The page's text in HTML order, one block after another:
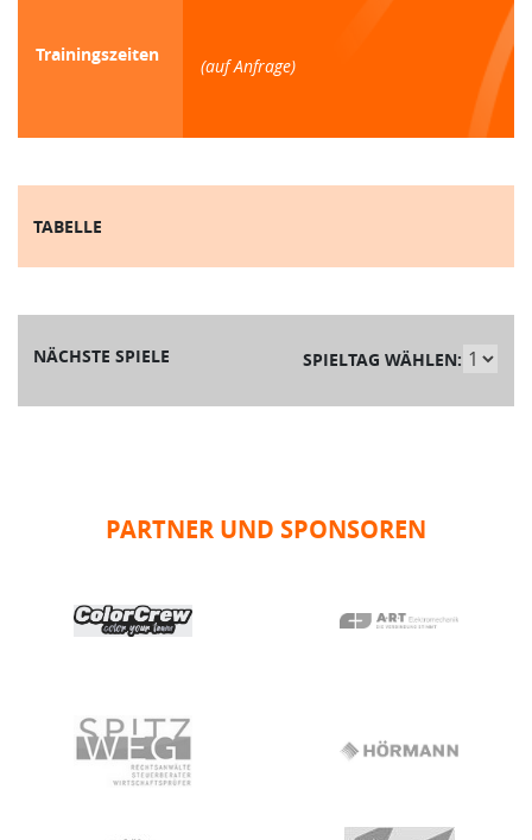
Trainingszeiten
(auf Anfrage)
TABELLE
NÄCHSTE SPIELE SPIELTAG WÄHLEN:
PARTNER UND SPONSOREN